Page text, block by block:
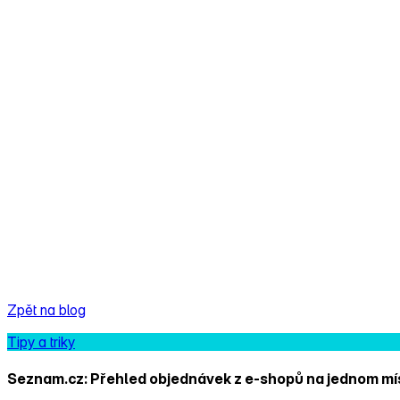
Zpět na blog
Tipy a triky
Seznam.cz: Přehled objednávek z e‑shopů na jednom